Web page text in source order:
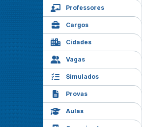
Professores
Cargos
Cidades
Vagas
Simulados
Provas
Aulas